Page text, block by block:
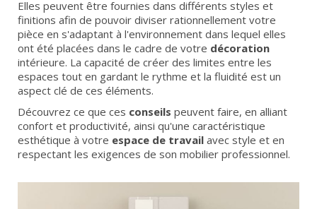
Elles peuvent être fournies dans différents styles et
finitions afin de pouvoir diviser rationnellement votre
pièce en s'adaptant à l'environnement dans lequel elles
ont été placées dans le cadre de votre décoration
intérieure. La capacité de créer des limites entre les
espaces tout en gardant le rythme et la fluidité est un
aspect clé de ces éléments.
Découvrez ce que ces conseils peuvent faire, en alliant
confort et productivité, ainsi qu'une caractéristique
esthétique à votre espace de travail avec style et en
respectant les exigences de son mobilier professionnel.